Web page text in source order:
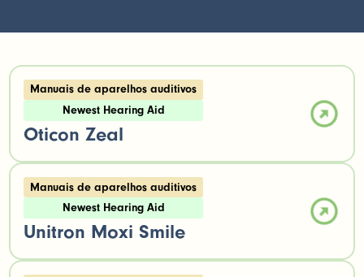
Manuais de aparelhos auditivos
Newest Hearing Aid
Oticon Zeal
Manuais de aparelhos auditivos
Newest Hearing Aid
Unitron Moxi Smile